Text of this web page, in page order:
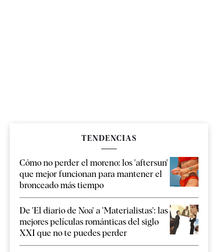
TENDENCIAS
Cómo no perder el moreno: los 'aftersun'
que mejor funcionan para mantener el
bronceado más tiempo
De 'El diario de Noa' a 'Materialistas': las
mejores películas románticas del siglo
XXI que no te puedes perder